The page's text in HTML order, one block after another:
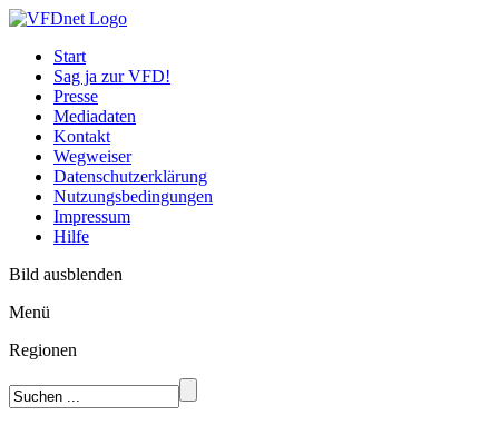
Start
Sag ja zur VFD!
Presse
Mediadaten
Kontakt
Wegweiser
Datenschutzerklärung
Nutzungsbedingungen
Impressum
Hilfe
Bild ausblenden
Menü
Regionen